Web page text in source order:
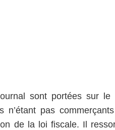
sont portées sur
n’étant pas
de la loi fiscale. Il